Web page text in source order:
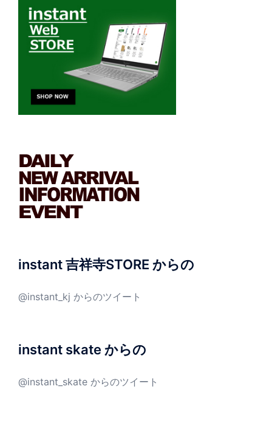
instant 吉祥寺STORE からの
@instant_kj からのツイート
instant skate からの
@instant_skate からのツイート